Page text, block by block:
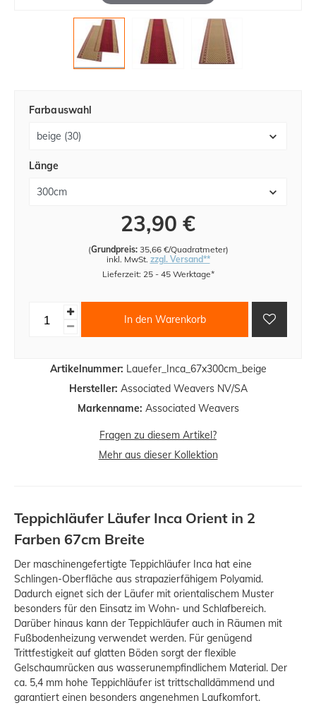
Artikelnummer: Lauefer_Inca_67x300cm_beige
Hersteller: Associated Weavers NV/SA
Markenname: Associated Weavers
Farbauswahl
Länge
23,90 €
(Grundpreis: 35,66 €/Quadratmeter)
inkl. MwSt. zzgl. Versand**
Lieferzeit: 25 - 45 Werktage*
In den Warenkorb
Fragen zu diesem Artikel?
Mehr aus dieser Kollektion
Teppichläufer Läufer Inca Orient in 2
Farben 67cm Breite
Der maschinengefertigte Teppichläufer Inca hat eine
Schlingen-Oberfläche aus strapazierfähigem Polyamid.
Dadurch eignet sich der Läufer mit orientalischem Muster
besonders für den Einsatz im Wohn- und Schlafbereich.
Darüber hinaus kann der Teppichläufer auch in Räumen mit
Fußbodenheizung verwendet werden. Für genügend
Trittfestigkeit auf glatten Böden sorgt der flexible
Gelschaumrücken aus wasserunempfindlichem Material. Der
ca. 5,4 mm hohe Teppichläufer ist trittschalldämmend und
garantiert einen besonders angenehmen Laufkomfort.